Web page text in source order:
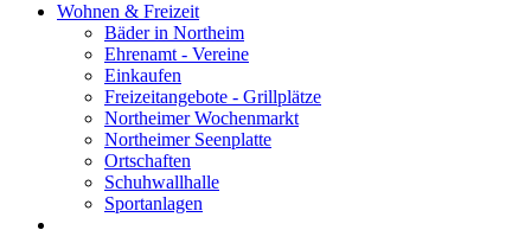
Wohnen & Freizeit
Bäder in Northeim
Ehrenamt - Vereine
Einkaufen
Freizeitangebote - Grillplätze
Northeimer Wochenmarkt
Northeimer Seenplatte
Ortschaften
Schuhwallhalle
Sportanlagen